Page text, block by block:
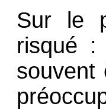
Sur le
risqué
souvent